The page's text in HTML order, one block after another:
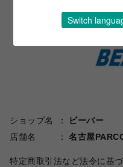
ショップ名
ビーバー
店舗名
名古屋
特定商取引法など法令に基
Switch